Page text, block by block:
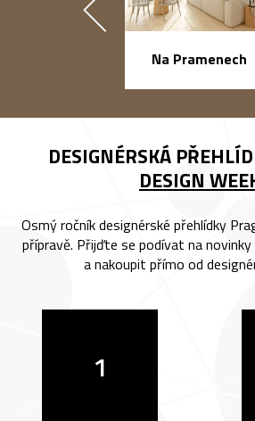
Na Pramenech
DESIGNÉRSKÁ
DESIGN
Osmý ročník designérské přehlídky
přípravě. Přijďte se podívat na
a nakoupit přímo od
1